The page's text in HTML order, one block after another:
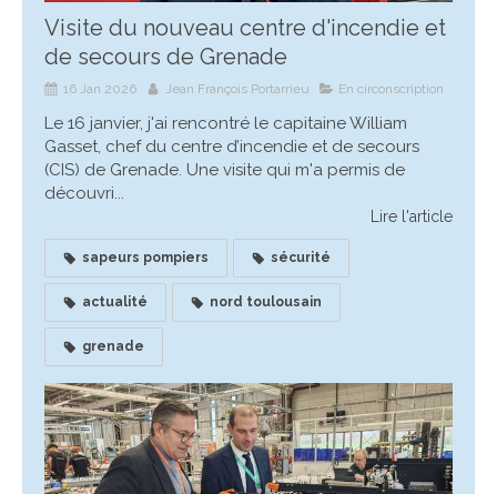
Visite du nouveau centre d'incendie et
de secours de Grenade
16 Jan 2026 Jean François Portarrieu En circonscription
Le 16 janvier, j'ai rencontré le capitaine William
Gasset, chef du centre d’incendie et de secours
(CIS) de Grenade. Une visite qui m'a permis de
découvri...
Lire l'article
sapeurs pompiers sécurité
actualité nord toulousain
grenade